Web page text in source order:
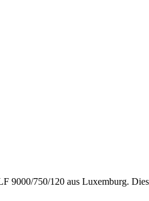
9000/750/120 aus Luxemburg.